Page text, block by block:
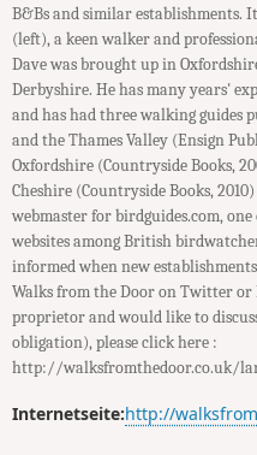
B&Bs and similar establishments.
(left), a keen walker and
Dave was brought up in
Derbyshire. He has many years'
and has had three walking guides
and the Thames Valley (Ensign
Oxfordshire (Countryside Books,
Cheshire (Countryside Books,
webmaster for birdguides.com,
websites among British
informed when new
Walks from the Door on Twitter
proprietor and would like to
obligation), please click here :
http://walksfromthedoor.co.uk/
Internetseite:http://